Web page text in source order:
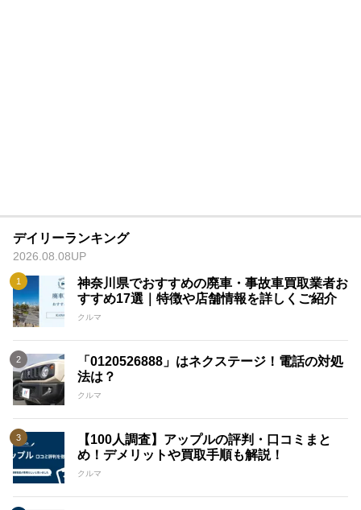
デイリーランキング
2026.08.08UP
神奈川県でおすすめの廃車・事故車買取業者お
すすめ17選｜特徴や店舗情報を詳しくご紹介
クルマ
「0120526888」はネクステージ！電話の対処
法は？
クルマ
【100人調査】アップルの評判・口コミまと
め！デメリットや買取手順も解説！
クルマ